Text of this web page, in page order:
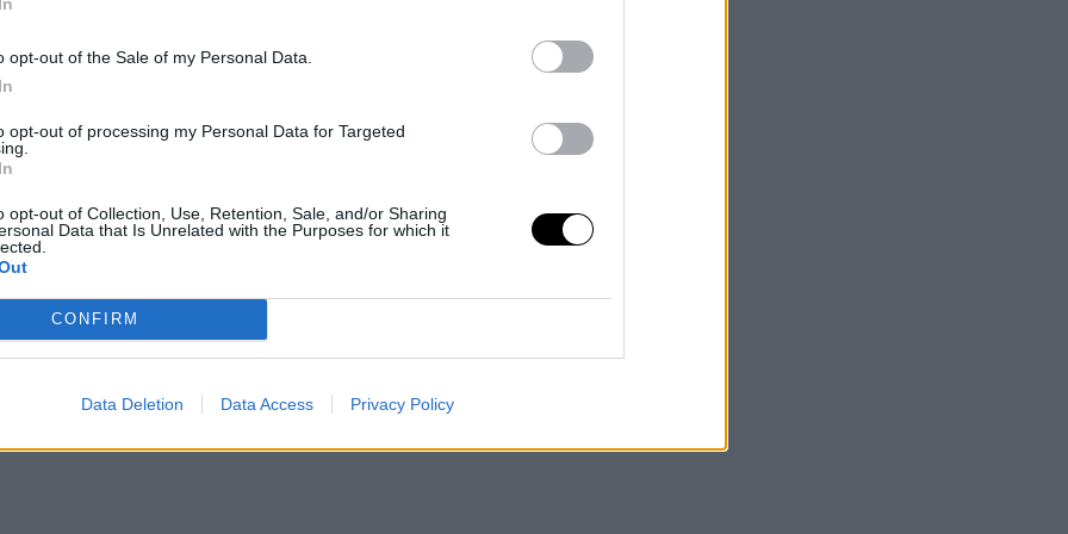
opt-out of the Sale of my Personal Data.
opt-out of processing my Personal Data for Targeted
opt-out of Collection, Use, Retention, Sale, and/or Sharing
Data that Is Unrelated with the Purposes for which it
CONFIRM
Data Deletion Data Access Privacy Policy
την άνεση ή το στιλ της.